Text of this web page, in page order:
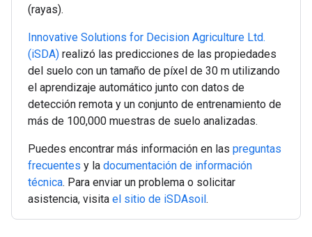
(rayas).
Innovative Solutions for Decision Agriculture Ltd.
(iSDA) realizó las predicciones de las propiedades
del suelo con un tamaño de píxel de 30 m utilizando
el aprendizaje automático junto con datos de
detección remota y un conjunto de entrenamiento de
más de 100,000 muestras de suelo analizadas.
Puedes encontrar más información en las preguntas
frecuentes y la documentación de información
técnica. Para enviar un problema o solicitar
asistencia, visita el sitio de iSDAsoil.